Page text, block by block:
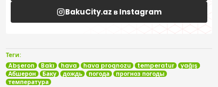
BakuCity.az в Instagram
Теги:
Abşeron
Bakı hava hava proqnozu temperatur
yağış
Абшерон
Баку дождь погода
прогноз погоды
температура